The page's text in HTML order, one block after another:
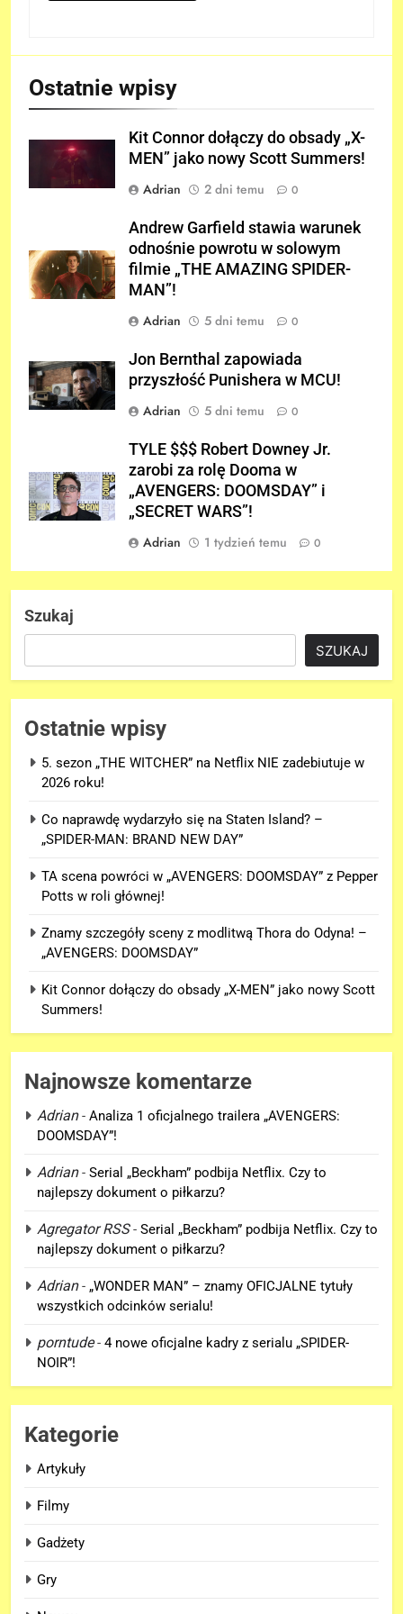
Ostatnie wpisy
Kit Connor dołączy do obsady „X-
MEN” jako nowy Scott Summers!
Adrian
2 dni temu 0
Andrew Garfield stawia warunek
odnośnie powrotu w solowym
filmie „THE AMAZING SPIDER-
MAN”!
Adrian
5 dni temu 0
Jon Bernthal zapowiada
przyszłość Punishera w MCU!
Adrian
5 dni temu 0
TYLE $$$ Robert Downey Jr.
zarobi za rolę Dooma w
„AVENGERS: DOOMSDAY” i
„SECRET WARS”!
Adrian
1 tydzień temu 0
Szukaj
SZUKAJ
Ostatnie wpisy
5. sezon „THE WITCHER” na Netflix NIE zadebiutuje w
2026 roku!
Co naprawdę wydarzyło się na Staten Island? –
„SPIDER-MAN: BRAND NEW DAY”
TA scena powróci w „AVENGERS: DOOMSDAY” z Pepper
Potts w roli głównej!
Znamy szczegóły sceny z modlitwą Thora do Odyna! –
„AVENGERS: DOOMSDAY”
Kit Connor dołączy do obsady „X-MEN” jako nowy Scott
Summers!
Najnowsze komentarze
Adrian- Analiza 1 oficjalnego trailera „AVENGERS:
DOOMSDAY”!
Adrian- Serial „Beckham” podbija Netflix. Czy to
najlepszy dokument o piłkarzu?
Agregator RSS- Serial „Beckham” podbija Netflix. Czy to
najlepszy dokument o piłkarzu?
Adrian- „WONDER MAN” – znamy OFICJALNE tytuły
wszystkich odcinków serialu!
porntude- 4 nowe oficjalne kadry z serialu „SPIDER-
NOIR”!
Kategorie
Artykuły
Filmy
Gadżety
Gry
5
Kit Connor dołączy do obsady
Summers!
NEWSY
6
Tom Holland napisał list do
NEW DAY” i… potwierdził swój
FILMY
7